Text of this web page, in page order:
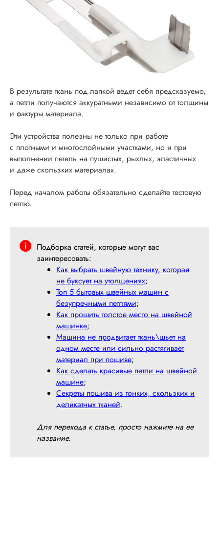
В результате ткань под лапкой ведет себя предсказуемо,
а петли получаются аккуратными независимо от толщины
и фактуры материала.
Эти устройства полезны не только при работе
с плотными и многослойными участками, но и при
выполнении петель на пушистых, рыхлых, эластичных
и даже скользких материалах.
Перед началом работы обязательно сделайте тестовую
петлю.
Подборка статей, которые могут вас
заинтересовать:
Как выбрать швейную технику, которая
не буксует на утолщениях;
Топ 5 бытовых швейных машин с
безупречными петлями;
Как прошить толстое место на швейной
машинке;
Машина не продвигает ткань\шьет на
одном месте или сильно растягивает
материал при пошиве;
Как сделать красивые петли на швейной
машине;
Секреты пошива из тонких, скользких и
деликатных тканей.
Для перехода к статье, просто нажмите на ее
название.